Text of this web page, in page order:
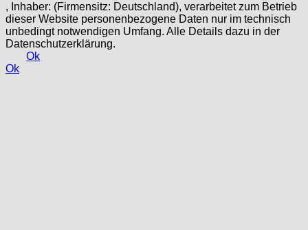
, Inhaber: (Firmensitz: Deutschland), verarbeitet zum Betrieb
dieser Website personenbezogene Daten nur im technisch
unbedingt notwendigen Umfang. Alle Details dazu in der
Datenschutzerklärung.
Ok
Ok